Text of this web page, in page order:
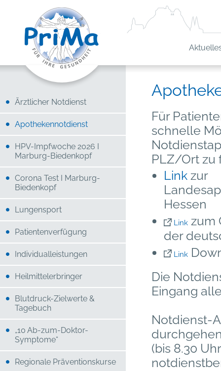
Ärztlicher Notdienst
Apothekennotdienst
HPV-Impfwoche 2026 I
Marburg-Biedenkopf
Corona Test I Marburg-
Biedenkopf
Lungensport
Patientenverfügung
Individualleistungen
Heilmittelerbringer
Blutdruck-Zielwerte &
Tagebuch
„10 Ab-zum-Doktor-
Symptome“
Regionale Präventionskurse
Für
schnelle
PLZ/Ort zu
Link zur
Hessen
Link zum
der
Link
Die
Eingang
Notdienst-
(bis 8.30